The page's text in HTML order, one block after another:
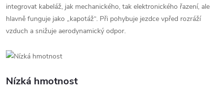
integrovat kabeláž, jak mechanického, tak elektronického řazení, ale
hlavně funguje jako „kapotáž“. Při pohybuje jezdce vpřed rozráží
vzduch a snižuje aerodynamický odpor.
Nízká hmotnost